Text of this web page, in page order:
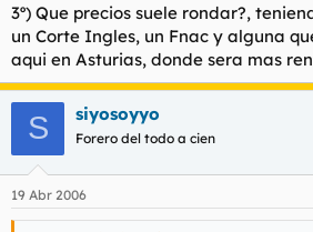
3º) Que precios suele rondar?,
un Corte Ingles, un Fnac y alguna
aqui en Asturias, donde sera mas
S siyosoyyo
Forero del todo a cien
19 Abr 2006